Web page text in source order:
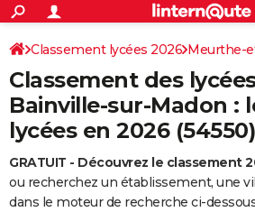
ACTUALITÉS
Politique
Société
Faits Divers
Education
Monde
Villes
+
SPORT
Coupe du monde 2026
Football
Tennis
Cyclisme
Rugby
Forum
CULTURE
Programme TV
TNT
Streaming
Cinéma
Sorties cinéma
Musique
+FINANCE
Retraite
Impôts
Epargne
Immobilier
Risques naturels par ville
Banque
Assurance
Crédit
AUTO
Essais
Réserver un essai
Citadines
Berlines
SUV
Forum auto
+
HIGH-TECH
S'inscrire
Connexion
Classement lycées 2026 Meurthe-
Classement des
Bainville-sur-Madon :
lycées en 2026
GRATUIT - Découvrez le classement
ou recherchez un établissement, une
dans le moteur de recherche ci-